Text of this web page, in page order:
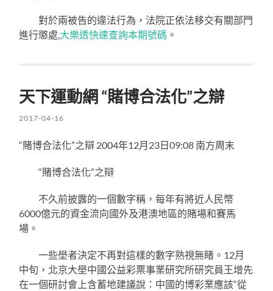
對於兩被告的違法行為，法院正依法移交有關部門
進行懲處,大樂透快速查詢本期號碼 。
天下運動網 “賭博合法化”之辯
2017-04-16
“賭博合法化”之辯 2004年12月23日09:08 南方周末
“賭博合法化”之辯
不久前披露的一個數字稱，每年有將近人民幣
6000億元的資金流向國外及港澳地區的賭場和賽馬
場。
一些壆者決定不再對這樣的數字熟視無睹。12月
中旬，北京大壆中國公益彩票事業研究所研究員王增先
在一個研討會上含蓄地建議說：中國的博彩業應該“從